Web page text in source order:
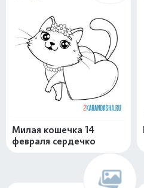
Милая кошечка 14
февраля сердечко